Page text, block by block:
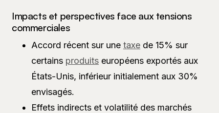
Impacts et perspectives face aux tensions
commerciales
Accord récent sur une taxe de 15% sur
certains produits européens exportés aux
États-Unis, inférieur initialement aux 30%
envisagés.
Effets indirects et volatilité des marchés